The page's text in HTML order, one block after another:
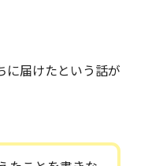
届けたという話が